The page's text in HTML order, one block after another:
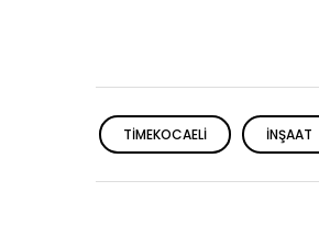
TIMEKOCAELI INŞAAT